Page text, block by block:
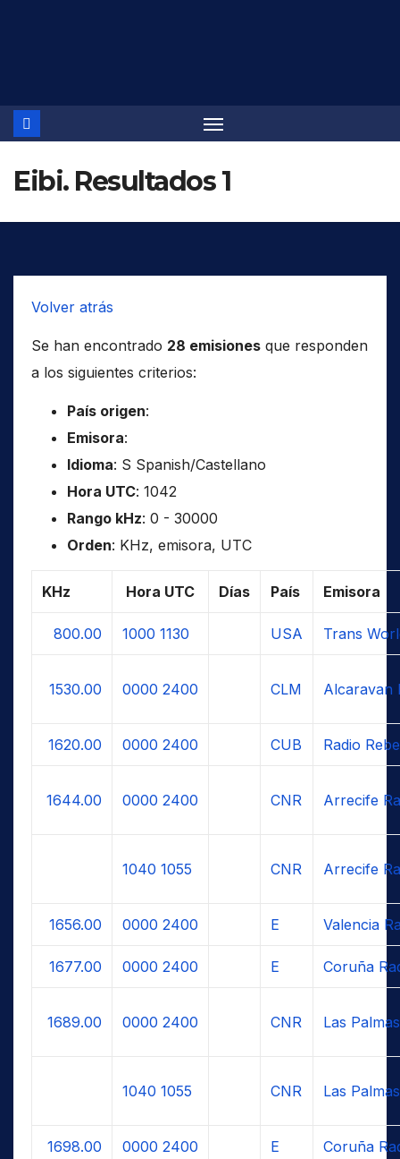
Eibi. Resultados 1
Volver atrás
Se han encontrado 28 emisiones que responden
a los siguientes criterios:
País origen:
Emisora:
Idioma: S Spanish/Castellano
Hora UTC: 1042
Rango kHz: 0 - 30000
Orden: KHz, emisora, UTC
KHz Hora UTC Días País Emisora
800.00 1000 1130 USA Trans
1530.00 0000 2400 CLM Alcaravan
1620.00 0000 2400 CUB Radio
1644.00 0000 2400 CNR Arrecife
1040 1055 CNR Arrecife
1656.00 0000 2400 E Valencia
1677.00 0000 2400 E Coruña
1689.00 0000 2400 CNR Las
1040 1055 CNR Las
1698.00 0000 2400 E Coruña